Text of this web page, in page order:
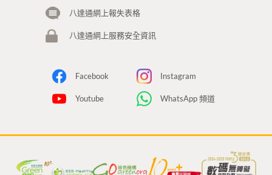
八達通網上報失表格
八達通網上服務安全資訊
Facebook Instagram
Youtube WhatsApp 頻道